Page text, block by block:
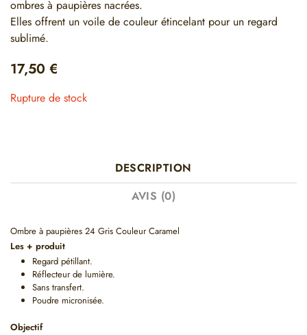
ombres à paupières nacrées.
Elles offrent un voile de couleur étincelant pour un regard
sublimé.
17,50 €
Rupture de stock
DESCRIPTION
AVIS (0)
Ombre à paupières 24 Gris Couleur Caramel
Les + produit
Regard pétillant.
Réflecteur de lumière.
Sans transfert.
Poudre micronisée.
Objectif